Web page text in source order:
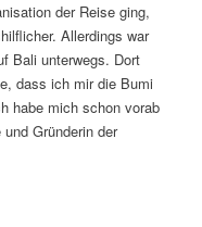
der Reise ging,
Allerdings war
Bali unterwegs. Dort
dass ich mir die Bumi
habe mich schon vorab
Gründerin der